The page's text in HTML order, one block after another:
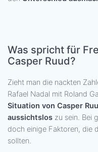
Was spricht für
Casper Ruud?
Zieht man die nackten
Rafael Nadal mit Roland
Situation von Casper
aussichtslos zu sein. Bei
doch einige Faktoren, die
sollten.